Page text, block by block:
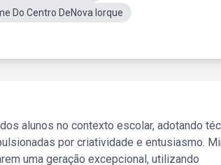
Do Centro DeNova Iorque
alunos no contexto escolar, adotando
por criatividade e entusiasmo.
uma geração excepcional, utilizando